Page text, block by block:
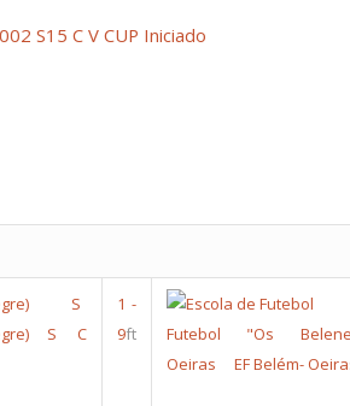
S15 C V CUP Iniciado
S
S C
1 -
9ft
Futebol "Os
Oeiras
EF Belém-